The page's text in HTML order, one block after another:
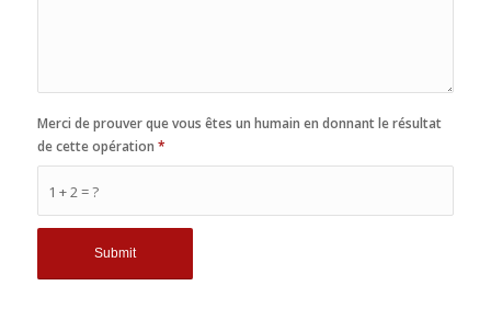
1 + 2 = ?
Merci de prouver que vous êtes un humain en donnant le résultat
de cette opération *